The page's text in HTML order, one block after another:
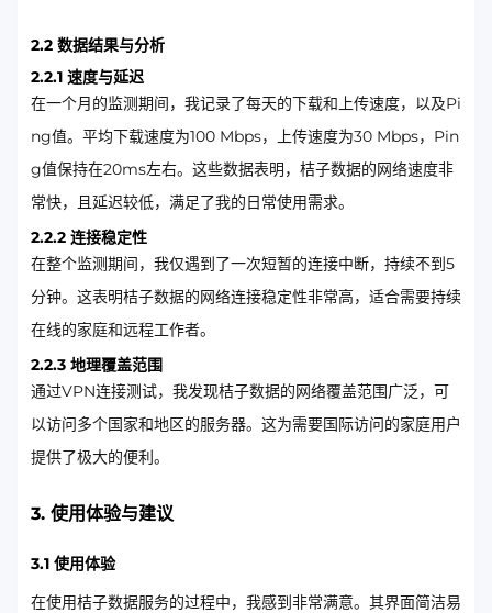
2.2 数据结果与分析
2.2.1 速度与延迟
在一个月的监测期间，我记录了每天的下载和上传速度，以及Pi
ng值。平均下载速度为100 Mbps，上传速度为30 Mbps，Pin
g值保持在20ms左右。这些数据表明，桔子数据的网络速度非
常快，且延迟较低，满足了我的日常使用需求。
2.2.2 连接稳定性
在整个监测期间，我仅遇到了一次短暂的连接中断，持续不到5
分钟。这表明桔子数据的网络连接稳定性非常高，适合需要持续
在线的家庭和远程工作者。
2.2.3 地理覆盖范围
通过VPN连接测试，我发现桔子数据的网络覆盖范围广泛，可
以访问多个国家和地区的服务器。这为需要国际访问的家庭用户
提供了极大的便利。
3. 使用体验与建议
3.1 使用体验
在使用桔子数据服务的过程中，我感到非常满意。其界面简洁易